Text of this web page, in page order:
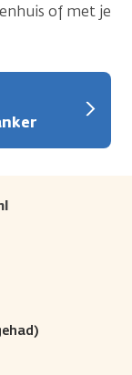
of met je